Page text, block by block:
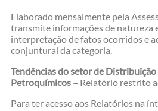
Elaborado mensalmente pela
transmite informações de natureza
interpretação de fatos ocorridos e
conjuntural da categoria.
Tendências do setor de
Petroquímicos – Relatório restrito
Para ter acesso aos Relatórios na